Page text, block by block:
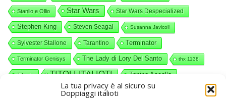
La tua privacy è al sicuro su
Doppiaggi italioti
Stanlio e Ollio Star Wars Star Wars Despecialized
Stephen King Steven Seagal Susanna Javicoli
Sylvester Stallone Tarantino Terminator
Terminator Genisys The Lady di Lory Del Santo thx 1138
Titanic TITOLI ITALIOTI Tonino Accolla
videocommenti Willy Wonka